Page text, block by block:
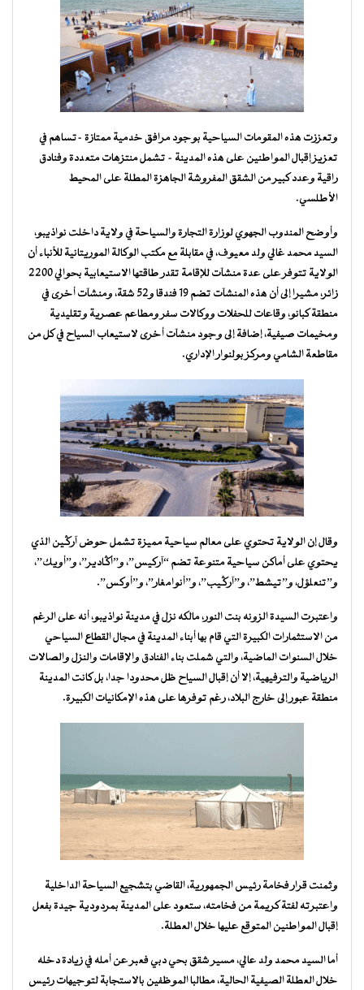
وتعززت هذه المقومات السياحية بوجود مرافق خدمية ممتازة -تساهم في
تعزيز إقبال المواطنين على هذه المدينة – تشمل منتزهات متعددة وفنادق
راقية وعدد كبير من الشقق المفروشة الجاهزة المطلة على المحيط
الأطلسي.
وأوضح المندوب الجهوي لوزارة التجارة والسياحة في ولاية داخلت نواذيبو،
السيد محمد غالي ولد معيوف، في مقابلة مع مكتب الوكالة الموريتانية للأنباء أن
الولاية تتوفر على عدة منشآت للإقامة تقدر طاقتها الاستيعابية بحوالي 2200
زائر، مشيرا إلى أن هذه المنشآت تضم 19 فندقا و52 شقة، ومنشآت أخرى في
منطقة كبانو، وقاعات للحفلات ووكالات سفر ومطاعم عصرية وتقليدية
ومخيمات صيفية، إضافة إلى وجود منشآت أخرى لاستيعاب السياح في كل من
مقاطعة الشامي ومركز بولنوار الإداري.
وقال إن الولاية تحتوي على معالم سياحية مميزة تشمل حوض آرگين الذي
يحتوي على أماكن سياحية متنوعة تضم “آركيس”، و”أگادير”، و”أويك”،
و”تنعلؤل، و”تيشط”، و”آرگيب”، و”أنوامغار”، و”أوكس”.
واعتبرت السيدة الزونه بنت النور، مالكه نزل في مدينة نواذيبو، أنه على الرغم
من الاستثمارات الكبيرة التي قام بها أبناء المدينة في مجال القطاع السياحي
خلال السنوات الماضية، والتي شملت بناء الفنادق والإقامات والنزل والصالات
الرياضية والترفيهية، إلا أن إقبال السياح ظل محدودا جدا، بل كانت المدينة
منطقة عبور إلى خارج البلاد، رغم توفرها على هذه الإمكانيات الكبيرة.
وثمنت قرار فخامة رئيس الجمهورية، القاضي بتشجيع السياحة الداخلية
واعتبرته لفتة كريمة من فخامته، ستعود على المدينة بمردودية جيدة بفعل
إقبال المواطنين المتوقع عليها خلال العطلة.
أما السيد محمد ولد عالي، مسير شقق بحي دبي فعبر عن أمله في زيادة دخله
خلال العطلة الصيفية الحالية، مطالبا الموظفين بالاستجابة لتوجيهات رئيس